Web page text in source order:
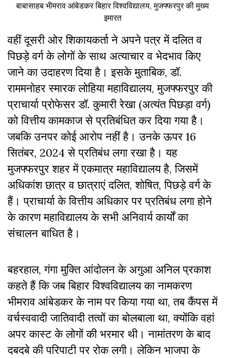
बाबासाहब भीमराव आंबेडकर बिहार विश्वविद्यालय, मुजफ्फरपुर की मुख्य
इमारत
वहीं दूसरी ओर शिकायकर्ता ने अपने पत्र में दलित व
पिछड़े वर्ग के लोगों के साथ अत्याचार व भेदभाव किए
जाने का उदाहरण दिया है। इसके मुताबिक, डॉ.
राममनोहर स्मारक लोहिया महाविद्यालय, मुजफ्फरपुर की
प्राचार्या प्रोफेसर डॉ. कुमारी रेखा (अत्यंत पिछड़ा वर्ग)
को वित्तीय कामकाज से प्रतिबंधित कर दिया गया है।
जबकि उनपर कोई आरोप नहीं है। उनके ऊपर 16
सितंबर, 2024 से प्रतिबंध लगा रखा है। यह
मुजफ्फरपुर शहर में एकमात्र महाविद्यालय है, जिसमें
अधिकांश छात्र व छात्राएं दलित, शोषित, पिछड़े वर्ग के
हैं। प्राचार्या के वित्तीय अधिकार पर प्रतिबंध लगा होने
के कारण महाविद्यालय के सभी अनिवार्य कार्यों का
संचालन बाधित है।
बहरहाल, गंगा मुक्ति आंदोलन के अगुआ अनिल प्रकाश
कहते हैं कि जब बिहार विश्वविद्यालय का नामकरण
भीमराव आंबेडकर के नाम पर किया गया था, तब कैंपस में
वर्चस्ववादी जातिवादी तत्वों का बोलबाला था, क्योंकि वहां
अपर कास्ट के लोगों की भरमार थी। नामांतरण के बाद
दबदबे की परिपाटी पर रोक लगी। लेकिन भाजपा के